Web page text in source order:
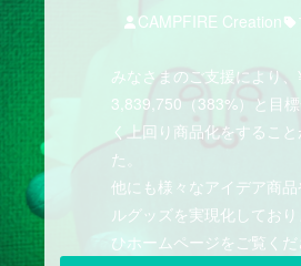
ビジネス・起業
まちづくり・地域活性化
CAMPFIRE for Social Good
CAMPFIRE Creation
みなさまのご支援により、
3,839,750（383%）と目
く上回り商品化をするこ
た。
他にも様々なアイデア商
ルグッズを実現化してお
ひホームページをご覧くだ